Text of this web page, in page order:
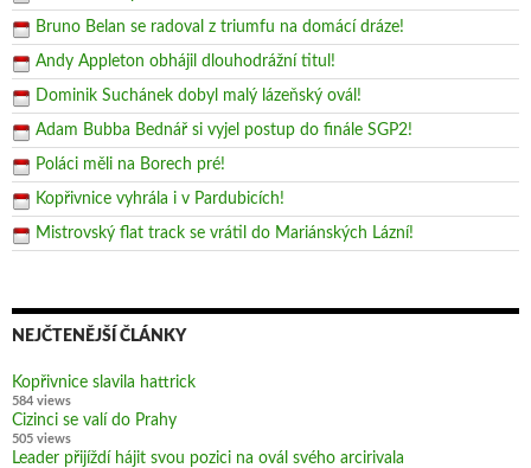
Bruno Belan se radoval z triumfu na domácí dráze!
Andy Appleton obhájil dlouhodrážní titul!
Dominik Suchánek dobyl malý lázeňský ovál!
Adam Bubba Bednář si vyjel postup do finále SGP2!
Poláci měli na Borech pré!
Kopřivnice vyhrála i v Pardubicích!
Mistrovský flat track se vrátil do Mariánských Lázní!
NEJČTENĚJŠÍ ČLÁNKY
Kopřivnice slavila hattrick
584 views
Cizinci se valí do Prahy
505 views
Leader přijíždí hájit svou pozici na ovál svého arcirivala